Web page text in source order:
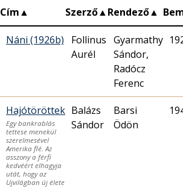
Cím▲ Szerző▲Rendező▲
Náni (1926b)
Follinus
Aurél
Gyarmathy
Sándor,
Radócz
Ferenc
Hajótöröttek
Egy bankrablás
tettese menekül
szerelmesével
Amerika flé. Az
asszony a férfi
kedvéért elhagyja
utát, hogy az
Ujvilágban új élete
Balázs
Sándor
Barsi
Ödön